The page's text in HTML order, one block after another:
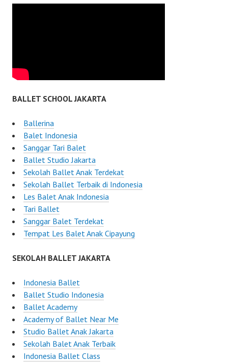
BALLET SCHOOL JAKARTA
Ballerina
Balet Indonesia
Sanggar Tari Balet
Ballet Studio Jakarta
Sekolah Ballet Anak Terdekat
Sekolah Ballet Terbaik di Indonesia
Les Balet Anak Indonesia
Tari Ballet
Sanggar Balet Terdekat
Tempat Les Balet Anak Cipayung
SEKOLAH BALLET JAKARTA
Indonesia Ballet
Ballet Studio Indonesia
Ballet Academy
Academy of Ballet Near Me
Studio Ballet Anak Jakarta
Sekolah Balet Anak Terbaik
Indonesia Ballet Class